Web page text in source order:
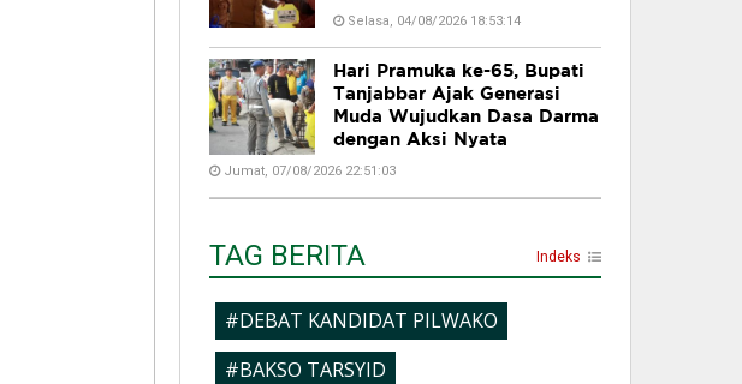
Selasa, 04/08/2026 18:53:14
Hari Pramuka ke-65, Bupati
Tanjabbar Ajak Generasi
Muda Wujudkan Dasa Darma
dengan Aksi Nyata
Jumat, 07/08/2026 22:51:03
TAG BERITA Indeks
#DEBAT KANDIDAT PILWAKO
#BAKSO TARSYID